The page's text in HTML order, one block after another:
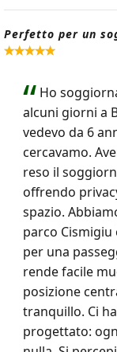
Perfetto per un
Ho
alcuni giorni a
vedevo da 6
cercavamo.
reso il
offrendo
spazio.
parco
per una
rende facile
posizione
tranquillo. Ci
progettato: